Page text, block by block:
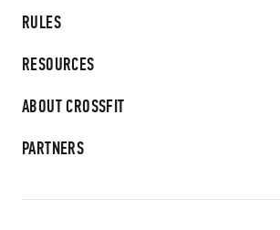
RULES
RESOURCES
ABOUT CROSSFIT
PARTNERS